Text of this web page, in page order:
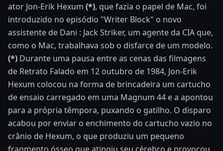
ator Jon-Erik Hexum (*), que fazia o papel de Mac, foi
introduzido no episódio "Writer Block" o novo
assistente de Dani : Jack Striker, um agente da CIA que,
como o Mac, trabalhava sob o disfarce de um modelo.
(*) Durante uma pausa entre as cenas das filmagens
de Retrato Falado em 12 outubro de 1984, Jon-Erik
Hexum colocou na forma de brincadeira um cartucho
de ensaio carregado em uma Magnum 44 e a apontou
para a própria têmpora, puxando o gatilho. O disparo
acabou por enviar o enchimento do cartucho vazio no
crânio de Hexum, o que produziu um pequeno